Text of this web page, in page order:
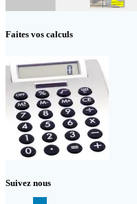
Faites vos calculs
Suivez nous